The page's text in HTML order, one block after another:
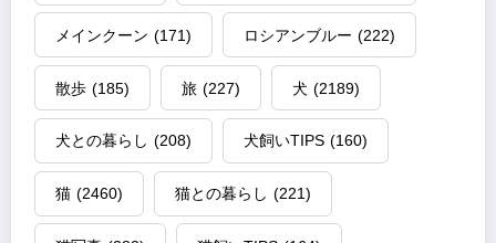
メインクーン (171) ロシアンブルー (222)
散歩 (185) 旅 (227) 犬 (2189)
犬との暮らし (208) 犬飼いTIPS (160)
猫 (2460) 猫との暮らし (221)